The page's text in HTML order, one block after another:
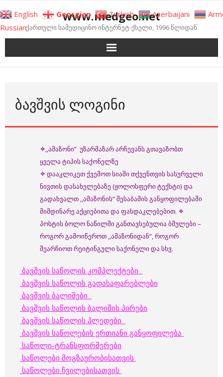
to
content
www.medgeo.net
ქართული სამედიცინო ინტერნეტ-ქსელი, 1996 წლიდან
ᲑᲐᲕᲨᲕᲘᲡ ᲚᲝᲒᲘᲜᲘ
✧,,ამაზონი” უზარმაზარ არჩევანს გთავაზობთ
ყველა ტიპის საქონელზე
✧ დააკლიკეთ ქვემოთ სიაში თქვენთვის სასურველი
ნივთის დასახელებაზე (ჟოლოსფერი ტექსტი) და
გადახვალთ ,,ამაზონის“ შესაბამის განყოფილებაში
მიმდინარე აქციებითა და ფასდაკლებებით. ✧
პოსტის ბოლო ნაწილში განთავსებულია ბმულები –
როგორ გამოიწეროთ ,,ამაზონიდან”, როგორ
შეარჩიოთ რეიტინგული საქონელი და სხვ.
ბავშვის საწოლის კომპლექტები
ბავშვის საწოლის გადასაფარებლები
ბავშვის ბალიშები
ბავშვის საწოლის ბალიშის პირები
ბავშვის საწოლის პლედები
ბავშვის საწოლების ერთიანი განყოფილება
საწოლი-ტრანსფორმერები
საწოლები მოგზაურობისათვის
საწოლები ჩვილებისათვის
English Georgian Turkish Azerbaijani
Russian